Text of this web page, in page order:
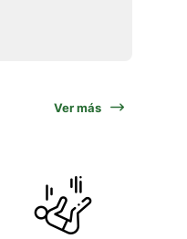
Ver más